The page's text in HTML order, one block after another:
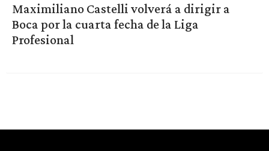
Maximiliano Castelli volverá a dirigir a
Boca por la cuarta fecha de la Liga
Profesional